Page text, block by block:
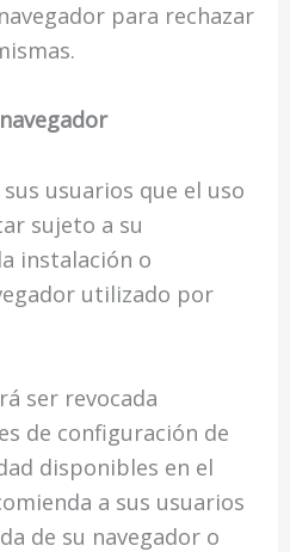
para rechazar
usuarios que el uso
sujeto a su
instalación o
utilizado por
ser revocada
de configuración de
disponibles en el
a sus usuarios
de su navegador o